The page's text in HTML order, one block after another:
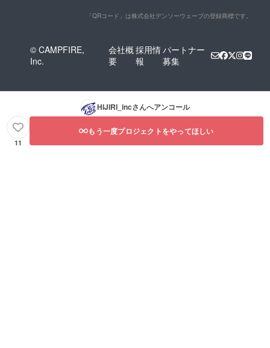
「QRコード」は株式会社デンソーウェーブの登録商標です。
© CAMPFIRE,
Inc.
会社概
要
採用情
報
パートナー
募集
HIJIRI_incさんへアンコール
11
もう一度プロジェクトをやってほしい